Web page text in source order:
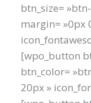
btn_size=
margin= »0px
[wpo_button
btn_color=
20px »